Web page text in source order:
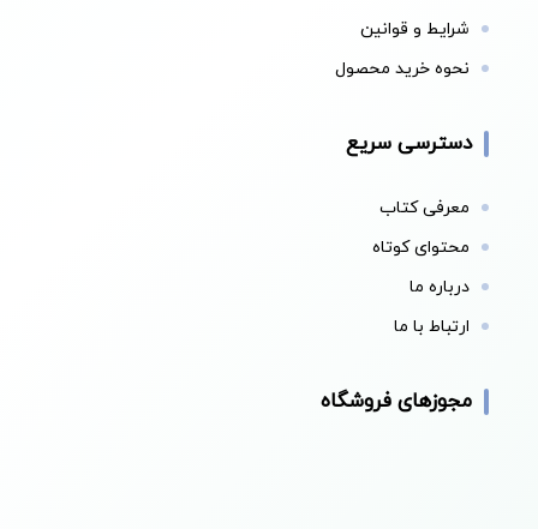
شرایط و قوانین
نحوه خرید محصول
دسترسی سریع
معرفی کتاب
محتوای کوتاه
درباره ما
ارتباط با ما
مجوزهای فروشگاه